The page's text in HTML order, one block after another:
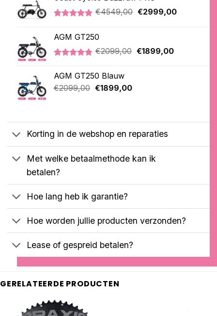
gebaseerd
op
klantbeoordeling
€4549,00 Oorspronkelijke
€2999,00Huidige
AGM GT250
4.76 op 5
gebaseerd
op
klantbeoordelingen
€2099,00 Oorspronkelijke
€1899,00Huidige
AGM GT250 Blauw
€2099,00 Oorspronkelijke
€1899,00Huidige
Korting in de webshop en reparaties
Met welke betaalmethode kan ik
betalen?
Hoe lang heb ik garantie?
Hoe worden jullie producten verzonden?
Lease of gespreid betalen?
GERELATEERDE PRODUCTEN